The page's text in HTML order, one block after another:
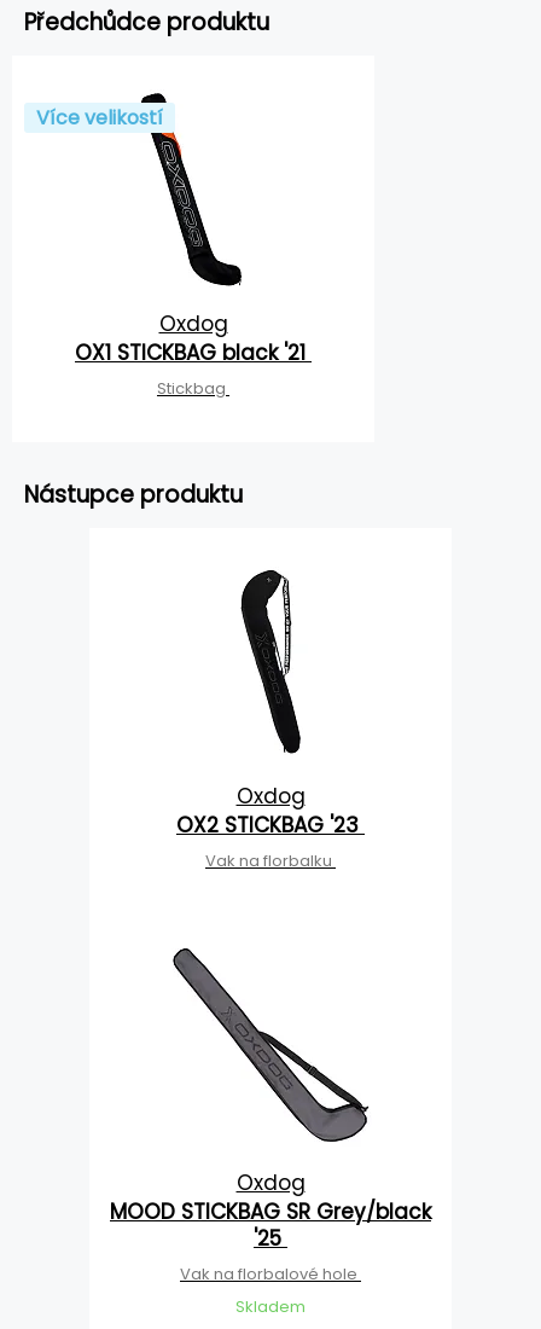
Předchůdce produktu
Více velikostí
Oxdog
OX1 STICKBAG black '21
Stickbag
Nástupce produktu
Oxdog
OX2 STICKBAG '23
Vak na florbalku
Oxdog
MOOD STICKBAG SR Grey/black
'25
Vak na florbalové hole
Skladem